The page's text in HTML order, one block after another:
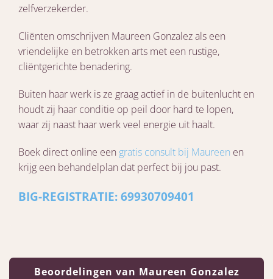
zelfverzekerder.
Cliënten omschrijven Maureen Gonzalez als een
vriendelijke en betrokken arts met een rustige,
cliëntgerichte benadering.
Buiten haar werk is ze graag actief in de buitenlucht en
houdt zij haar conditie op peil door hard te lopen,
waar zij naast haar werk veel energie uit haalt.
Boek direct online een gratis consult bij Maureen en
krijg een behandelplan dat perfect bij jou past.
BIG-REGISTRATIE: 69930709401
Beoordelingen van Maureen Gonzalez